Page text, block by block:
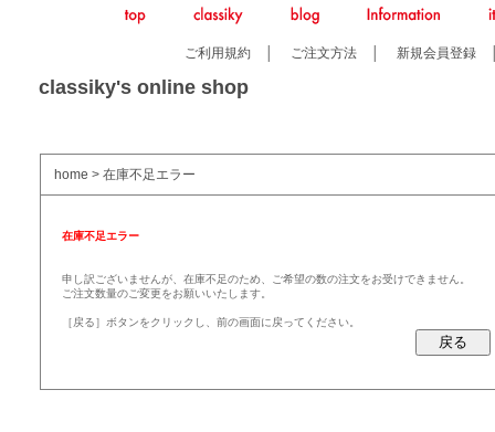
ご利用規約 ご注文方法 新規会員登録
classiky's online shop
home > 在庫不足エラー
在庫不足エラー
申し訳ございませんが、在庫不足のため、ご希望の数の注文をお受けできません。
ご注文数量のご変更をお願いいたします。
［戻る］ボタンをクリックし、前の画面に戻ってください。